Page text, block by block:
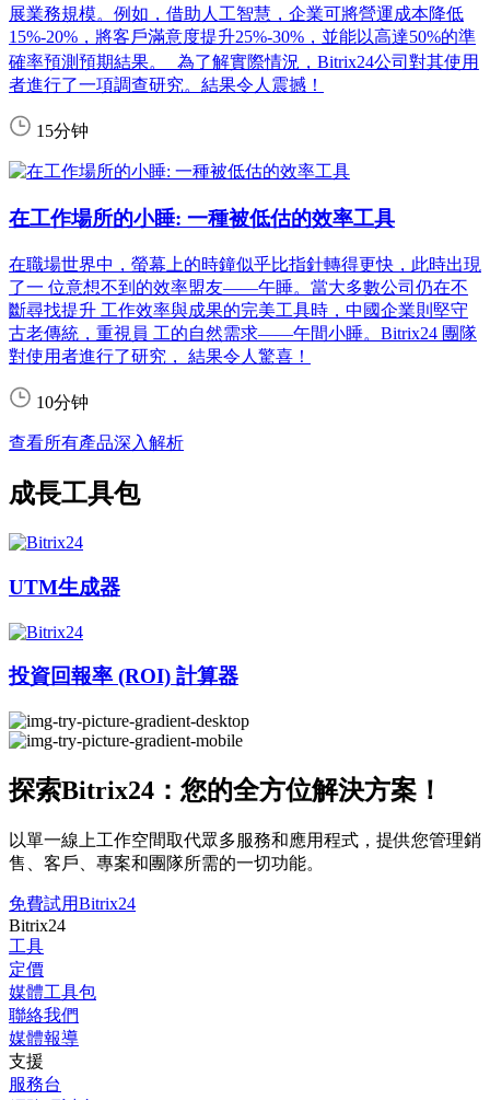
展業務規模。例如，借助人工智慧，企業可將營運成本降低
15%-20%，將客戶滿意度提升25%-30%，並能以高達50%的準
確率預測預期結果。 為了解實際情況，Bitrix24公司對其使用
者進行了一項調查研究。結果令人震撼！
15分钟
在工作場所的小睡: 一種被低估的效率工具
在職場世界中，螢幕上的時鐘似乎比指針轉得更快，此時出現
了一 位意想不到的效率盟友——午睡。當大多數公司仍在不
斷尋找提升 工作效率與成果的完美工具時，中國企業則堅守
古老傳統，重視員 工的自然需求——午間小睡。Bitrix24 團隊
對使用者進行了研究， 結果令人驚喜！
10分钟
查看所有產品深入解析
成長工具包
UTM生成器
投資回報率 (ROI) 計算器
探索Bitrix24：您的全方位解決方案！
以單一線上工作空間取代眾多服務和應用程式，提供您管理銷
售、客戶、專案和團隊所需的一切功能。
免費試用Bitrix24
Bitrix24
工具
定價
媒體工具包
聯絡我們
媒體報導
支援
服務台